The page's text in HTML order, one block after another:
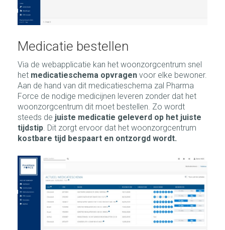
Medicatie bestellen
Via de webapplicatie kan het woonzorgcentrum snel
het medicatieschema opvragen voor elke bewoner.
Aan de hand van dit medicatieschema zal Pharma
Force de nodige medicijnen leveren zonder dat het
woonzorgcentrum dit moet bestellen. Zo wordt
steeds de juiste medicatie geleverd op het juiste
tijdstip . Dit zorgt ervoor dat het woonzorgcentrum
kostbare tijd bespaart en ontzorgd wordt.